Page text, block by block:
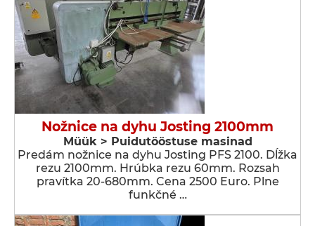
Nožnice na dyhu Josting 2100mm
Müük > Puidutööstuse masinad
Predám nožnice na dyhu Josting PFS 2100. Dĺžka
rezu 2100mm. Hrúbka rezu 60mm. Rozsah
pravítka 20-680mm. Cena 2500 Euro. Plne
funkčné …